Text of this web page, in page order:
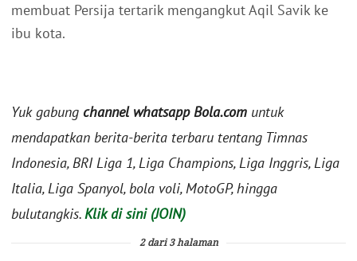
membuat Persija tertarik mengangkut Aqil Savik ke
ibu kota.
Yuk gabung channel whatsapp Bola.com untuk
mendapatkan berita-berita terbaru tentang Timnas
Indonesia, BRI Liga 1, Liga Champions, Liga Inggris, Liga
Italia, Liga Spanyol, bola voli, MotoGP, hingga
bulutangkis.Klik di sini (JOIN)
2 dari 3 halaman